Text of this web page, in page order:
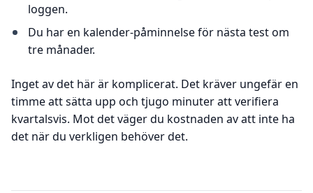
loggen.
Du har en kalender-påminnelse för nästa test om
tre månader.
Inget av det här är komplicerat. Det kräver ungefär en
timme att sätta upp och tjugo minuter att verifiera
kvartalsvis. Mot det väger du kostnaden av att inte ha
det när du verkligen behöver det.